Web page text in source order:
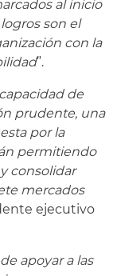
al inicio
son el
con la
”.
de
prudente, una
por la
permitiendo
consolidar
mercados
ejecutivo
apoyar a las